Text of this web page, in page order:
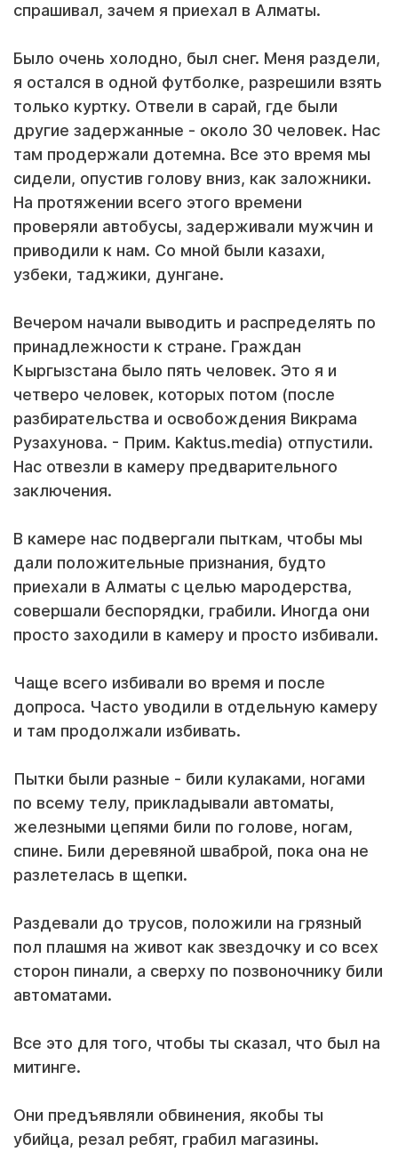
спрашивал, зачем я приехал в Алматы.
Было очень холодно, был снег. Меня раздели,
я остался в одной футболке, разрешили взять
только куртку. Отвели в сарай, где были
другие задержанные - около 30 человек. Нас
там продержали дотемна. Все это время мы
сидели, опустив голову вниз, как заложники.
На протяжении всего этого времени
проверяли автобусы, задерживали мужчин и
приводили к нам. Со мной были казахи,
узбеки, таджики, дунгане.
Вечером начали выводить и распределять по
принадлежности к стране. Граждан
Кыргызстана было пять человек. Это я и
четверо человек, которых потом (после
разбирательства и освобождения Викрама
Рузахунова. - Прим. Kaktus.media) отпустили.
Нас отвезли в камеру предварительного
заключения.
В камере нас подвергали пыткам, чтобы мы
дали положительные признания, будто
приехали в Алматы с целью мародерства,
совершали беспорядки, грабили. Иногда они
просто заходили в камеру и просто избивали.
Чаще всего избивали во время и после
допроса. Часто уводили в отдельную камеру
и там продолжали избивать.
Пытки были разные - били кулаками, ногами
по всему телу, прикладывали автоматы,
железными цепями били по голове, ногам,
спине. Били деревяной шваброй, пока она не
разлетелась в щепки.
Раздевали до трусов, положили на грязный
пол плашмя на живот как звездочку и со всех
сторон пинали, а сверху по позвоночнику били
автоматами.
Все это для того, чтобы ты сказал, что был на
митинге.
Они предъявляли обвинения, якобы ты
убийца, резал ребят, грабил магазины.